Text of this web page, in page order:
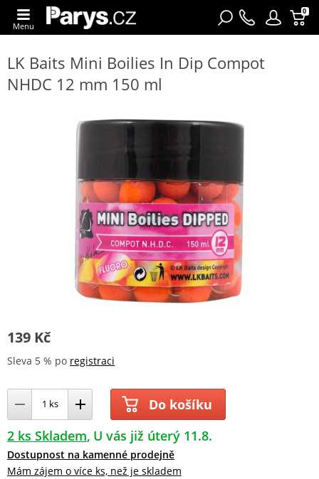
0
Menu
LK Baits Mini Boilies In Dip Compot
NHDC 12 mm 150 ml
139 Kč
Sleva 5 % po registraci
Do košíku
2 ks Skladem U vás již úterý 11.8.
Dostupnost na kamenné prodejně
Mám zájem o více ks, než je skladem